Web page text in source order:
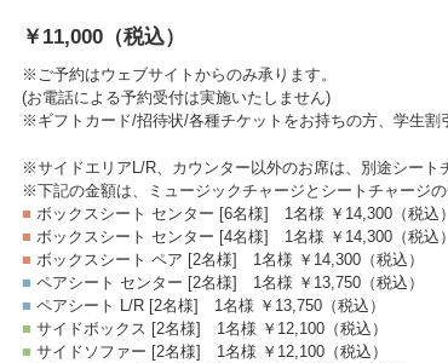
￥11,000 （税込）
※ご予約はウェブサイトからのみ承ります。
(お電話による予約受付は実施いたしません)
※ギフトカード/招待状/各種チケットをお持ちの方、学生割
※サイドエリアL/R、カウンター以外のお席は、別途シート
※下記の金額は、ミュージックチャージとシートチャージの
■ ボックスシート センター [6名様] 1名様 ￥14,300 （税込）
■ ボックスシート センター [4名様] 1名様 ￥14,300 （税込）
■ ボックスシート ペア [2名様] 1名様 ￥14,300 （税込）
■ ペアシート センター [2名様] 1名様 ￥13,750 （税込）
■ ペアシート L/R [2名様] 1名様 ￥13,750 （税込）
■ サイドボックス [2名様] 1名様 ￥12,100 （税込）
■ サイドソファー [2名様] 1名様 ￥12,100 （税込）